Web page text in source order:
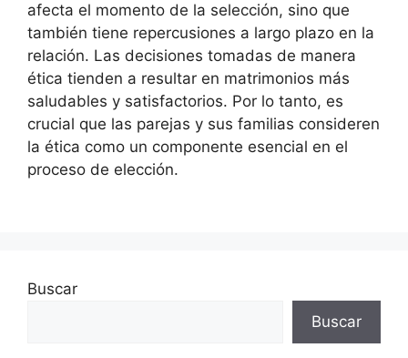
afecta el momento de la selección, sino que
también tiene repercusiones a largo plazo en la
relación. Las decisiones tomadas de manera
ética tienden a resultar en matrimonios más
saludables y satisfactorios. Por lo tanto, es
crucial que las parejas y sus familias consideren
la ética como un componente esencial en el
proceso de elección.
Buscar
Buscar